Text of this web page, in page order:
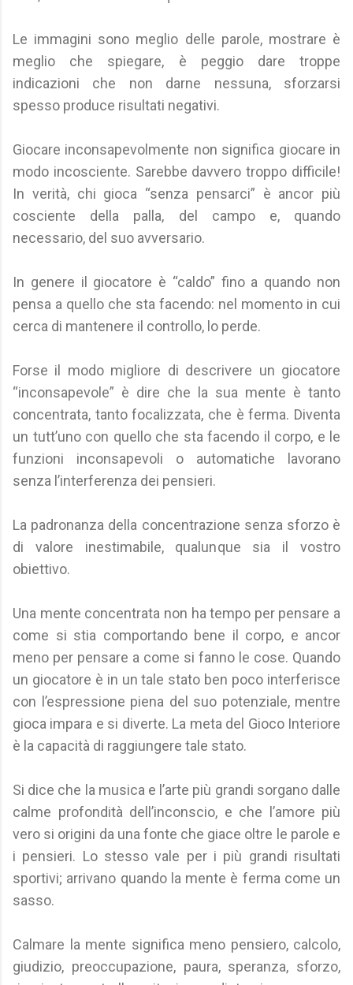
Le immagini sono meglio delle parole, mostrare è
meglio che spiegare, è peggio dare troppe
indicazioni che non darne nessuna, sforzarsi
spesso produce risultati negativi.
Giocare inconsapevolmente non significa giocare in
modo incosciente. Sarebbe davvero troppo difficile!
In verità, chi gioca “senza pensarci” è ancor più
cosciente della palla, del campo e, quando
necessario, del suo avversario.
In genere il giocatore è “caldo” fino a quando non
pensa a quello che sta facendo: nel momento in cui
cerca di mantenere il controllo, lo perde.
Forse il modo migliore di descrivere un giocatore
“inconsapevole” è dire che la sua mente è tanto
concentrata, tanto focalizzata, che è ferma. Diventa
un tutt’uno con quello che sta facendo il corpo, e le
funzioni inconsapevoli o automatiche lavorano
senza l’interferenza dei pensieri.
La padronanza della concentrazione senza sforzo è
di valore inestimabile, qualunque sia il vostro
obiettivo.
Una mente concentrata non ha tempo per pensare a
come si stia comportando bene il corpo, e ancor
meno per pensare a come si fanno le cose. Quando
un giocatore è in un tale stato ben poco interferisce
con l’espressione piena del suo potenziale, mentre
gioca impara e si diverte. La meta del Gioco Interiore
è la capacità di raggiungere tale stato.
Si dice che la musica e l’arte più grandi sorgano dalle
calme profondità dell’inconscio, e che l’amore più
vero si origini da una fonte che giace oltre le parole e
i pensieri. Lo stesso vale per i più grandi risultati
sportivi; arrivano quando la mente è ferma come un
sasso.
Calmare la mente significa meno pensiero, calcolo,
giudizio, preoccupazione, paura, speranza, sforzo,